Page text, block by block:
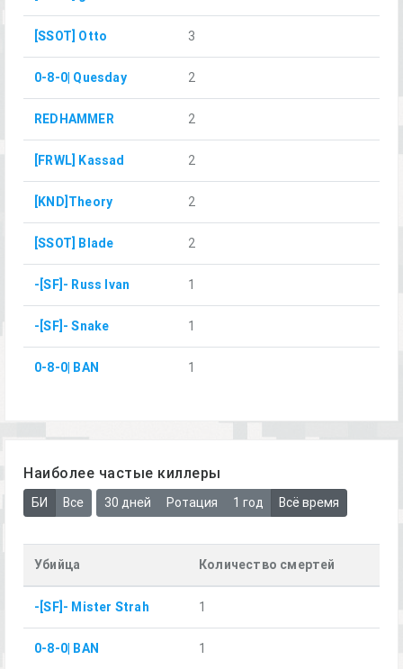
[SSOT] Otto 3
0-8-0| Quesday 2
REDHAMMER 2
[FRWL] Kassad 2
[KND]Theory 2
[SSOT] Blade 2
-[SF]- Russ Ivan 1
-[SF]- Snake 1
0-8-0| BAN 1
Наиболее частые киллеры
БИ Все 30 дней Ротация 1 год Всё время
Убийца Количество смертей
-[SF]- Mister Strah 1
0-8-0| BAN 1